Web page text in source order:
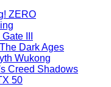
ZERO
III
Dark Ages
Wukong
Creed Shadows
50